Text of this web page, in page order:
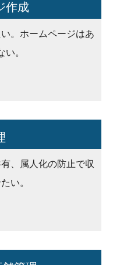
作成
。ホームページはあ
い。
、属人化の防止で収
い。